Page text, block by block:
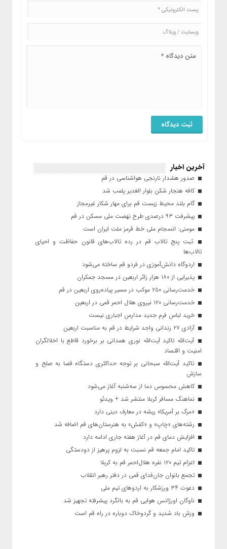
آخرین اخبار
صدور هشدار نارنجی هواشناسی در قم
کافه هنجار شکن بلوار الغدیر پلمب شد
گام بلند محیط زیست قم برای مهار شکار غیرمجاز
پیشرفت ۹۳ درصدی طرح نهضت ملی مسکن در قم
مومنی: انسجام ملی خط قرمز ملت ایران است
ثبت پنج تالاب قم در رده تالاب‌های قانون حفاظت و احیای
تالاب‌ها
اردوگاه دانش‌آموزی در فردو قم ساخته می‌شود
پذیرایی از ۱۸۰ هزار زائر اربعین در مسجد جمکران
خدمت‌رسانی ۲۵۰ موکب در مسیر پیاده‌روی اربعین در قم
خدمت‌رسانی ۱۲۰ نیروی هلال احمر قمی در اربعین
خرید لباس فرم جدید مدارس اجباری نیست
آزادی ۲۷ زندانی واجد شرایط در قم به مناسبت اربعین
آیت‌الله تاکید آیت‌الله نوری همدانی بر برخورد قاطع با اخلالگران
امنیت و اقتصاد
تاکید آیت‌الله‌ سبحانی بر توجه حداکثری دستگاه قضا به صلح و
سازش
کاهش محسوس دما از سه‌شنبه آغاز می‌شود
نماهنگ مسافر کربلا منتشر شد + ویدئو
«مرگ بر آمریکا» ریشه در معارف دینی دارد
رشته‌های «چاپ» و «کفش» به هنرستان‌های قم اضافه شد
افزایش دمای قم در آغاز هفته جاری ادامه دارد
تاکید امام جمعه قم نسبت به لزوم پرهیز از دودستگی
اعزام تیم ۱۲۰ نفره هلال‌احمر قم به کربلا
تجمع بانوان جان‌فدای قمی در دفتر رهبر انقلاب
دعوت ۳۴ ورزشکار به اردوهای تیم ملی
ناوگان اورژانس هوایی قم به بالگرد پیشرفته تجهیز شد
وزش باد شدید و گردوخاک دوباره در راه قم است